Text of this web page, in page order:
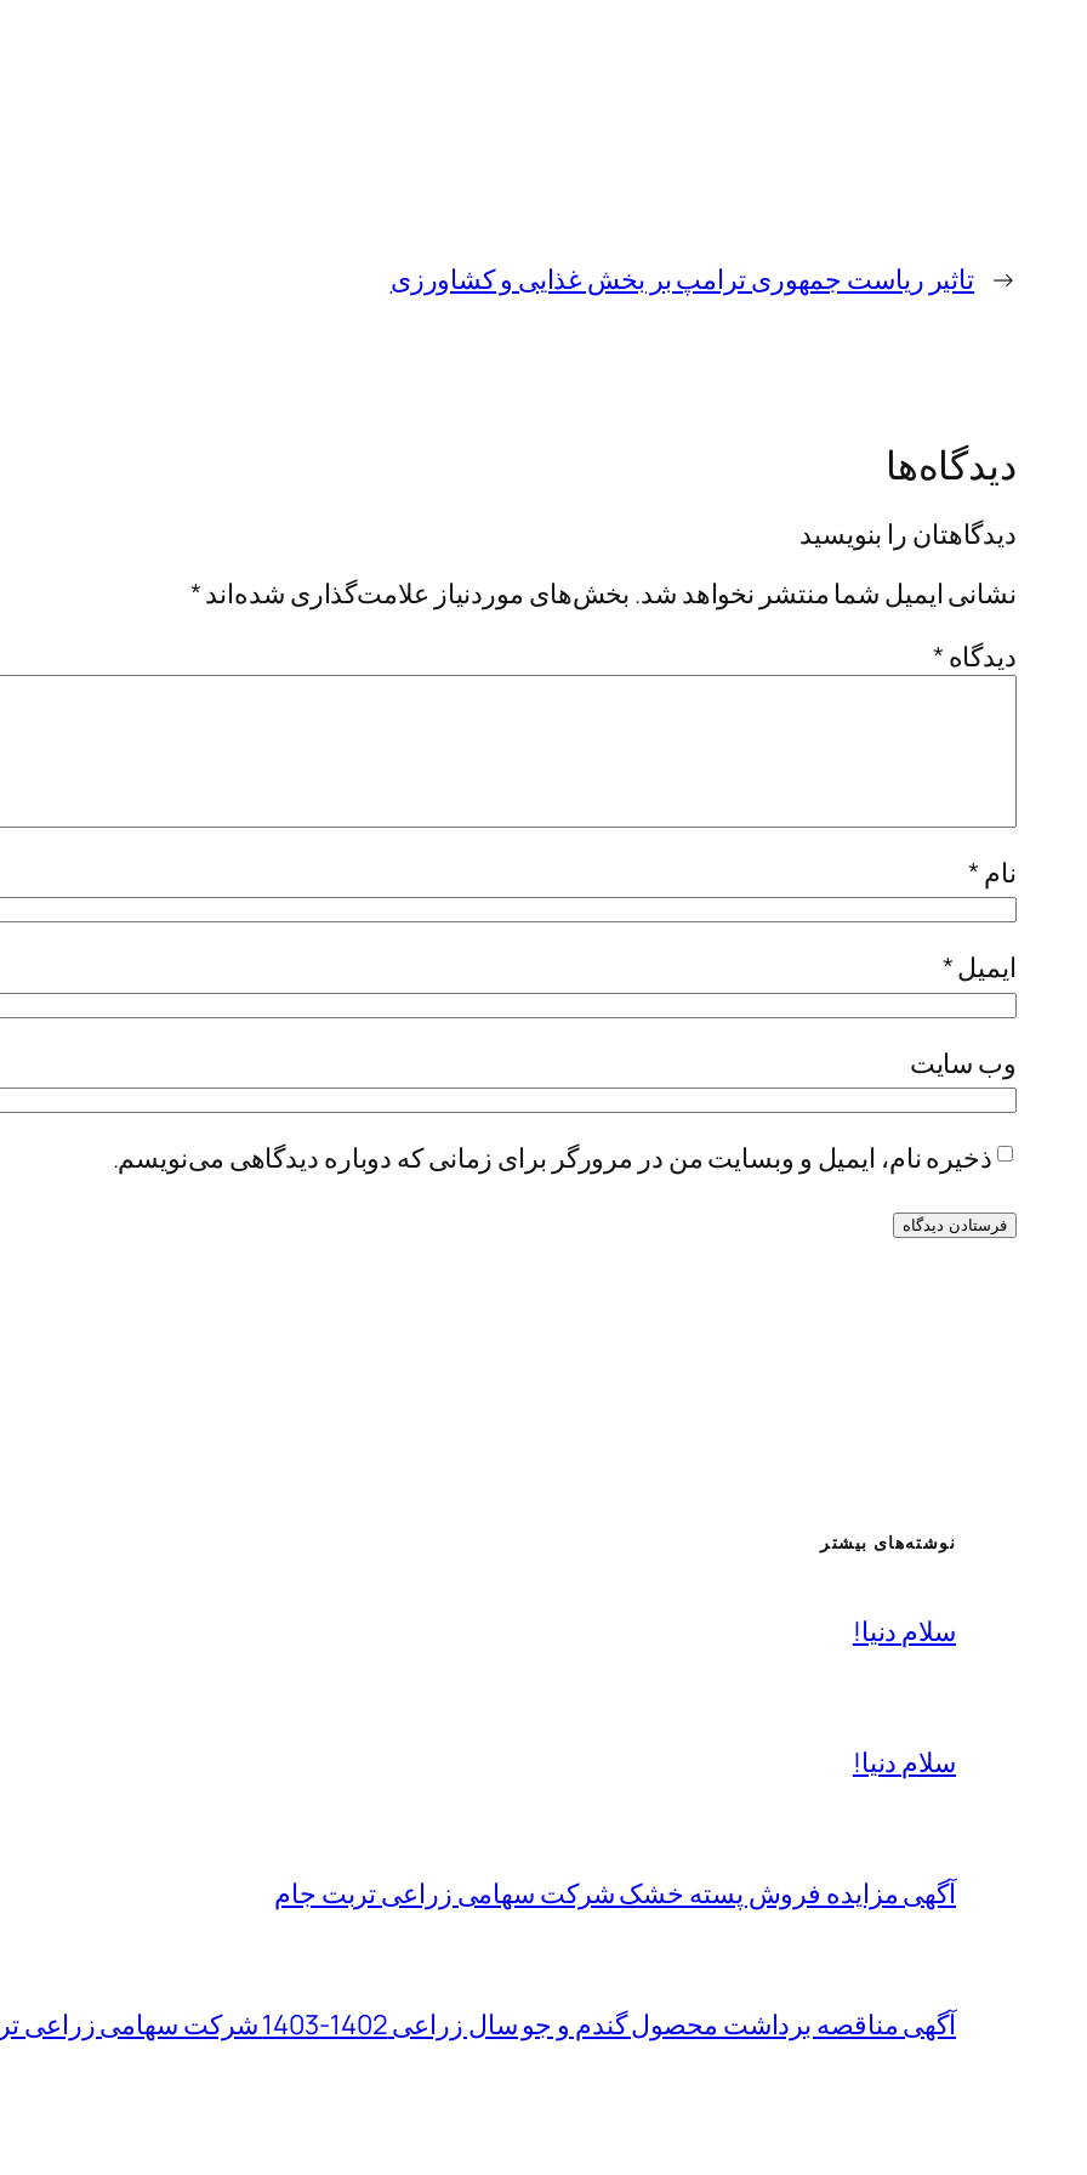
← تاثیر ریاست جمهوری ترامپ بر بخش غذایی و کشاورزی
دیدگاه‌ها
دیدگاهتان را بنویسید
نشانی ایمیل شما منتشر نخواهد شد. بخش‌های موردنیاز علامت‌گذاری شده‌اند*
دیدگاه *
نام *
ایمیل*
وب‌ سایت
ذخیره نام، ایمیل و وبسایت من در مرورگر برای زمانی که دوباره دیدگاهی می‌نویسم.
نوشته‌های بیشتر
سلام دنیا!
سلام دنیا!
آگهی مزایده فروش پسته خشک شرکت سهامی زراعی تربت جام
آگهی مناقصه برداشت محصول گندم و جو سال زراعی 1402-1403 شرکت سهامی زراعی تربت جام